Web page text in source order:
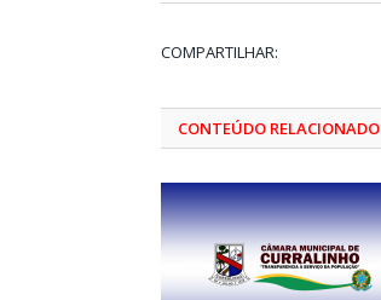
COMPARTILHAR:
CONTEÚDO RELACIONADO